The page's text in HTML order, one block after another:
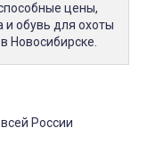
цены,
обувь для охоты
Новосибирске.
России